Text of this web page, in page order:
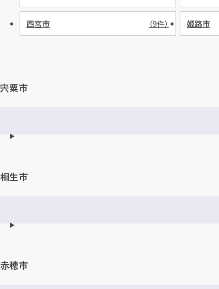
西宮市 （9件） 姫路市
宍粟市
相生市
赤穂市